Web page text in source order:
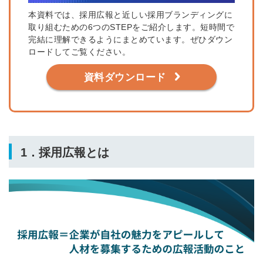
本資料では、採用広報と近しい採用ブランディングに
取り組むための6つのSTEPをご紹介します。短時間で
完結に理解できるようにまとめています。ぜひダウン
ロードしてご覧ください。
資料ダウンロード
1．採用広報とは